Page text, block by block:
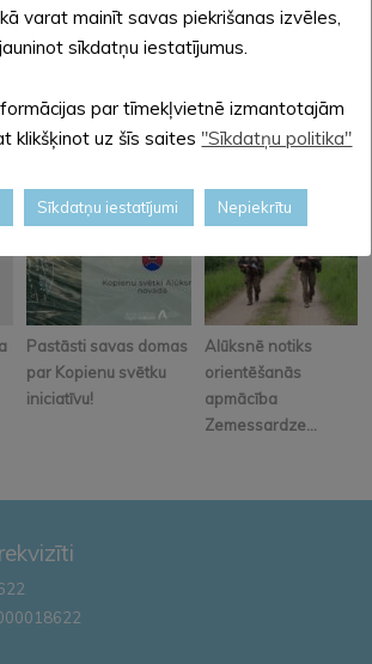
Pastāsti savas domas
par Kopienu svētku
iniciatīvu!
Alūksnē notiks
orientēšanās
apmācība
Zemessardze...
varat mainīt savas piekrišanas izvēles,
sīkdatņu iestatījumus.
par tīmekļvietnē izmantotajām
klikšķinot uz šīs saites "Sīkdatņu politika"
Sīkdatņu iestatījumi Nepiekrītu